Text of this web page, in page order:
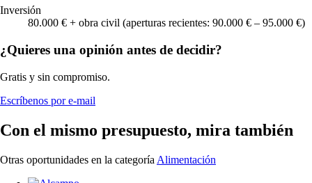
Inversión
80.000 € + obra civil (aperturas recientes: 90.000 € – 95.000 €)
¿Quieres una opinión antes de decidir?
Gratis y sin compromiso.
Escríbenos por e-mail
Con el mismo presupuesto, mira también
Otras oportunidades en la categoría Alimentación